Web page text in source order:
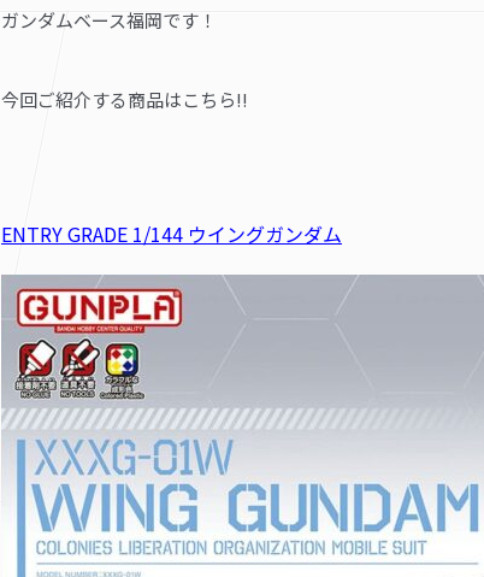
ガンダムベース福岡です！
今回ご紹介する商品はこちら!!
ENTRY GRADE 1/144 ウイングガンダム